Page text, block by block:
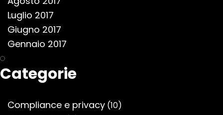
Luglio 2017
Giugno 2017
Gennaio 2017
Categorie
Compliance e privacy (10)